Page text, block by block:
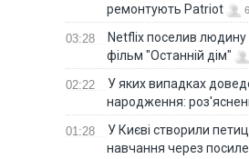
ремонтують Patriot
03:28
Netflix поселив людину
фільм "Останній дім"
02:22
У яких випадках
народження:
01:28
У Києві створили
навчання через